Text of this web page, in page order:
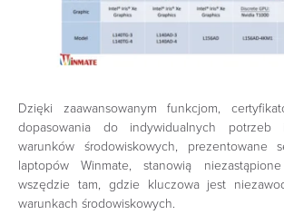
Dzięki zaawansowanym funkcjom,
dopasowania do indywidualnych potrzeb
warunków środowiskowych, prezentowane
laptopów Winmate, stanowią
wszędzie tam, gdzie kluczowa jest
warunkach środowiskowych.